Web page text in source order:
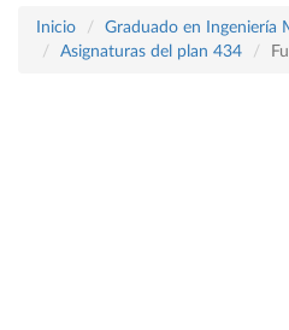
Inicio
Graduado en Ingeniería
Asignaturas del plan 434